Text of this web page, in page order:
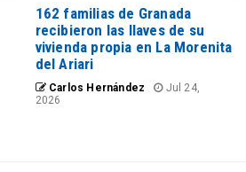
162 familias de Granada
recibieron las llaves de su
vivienda propia en La Morenita
del Ariari
Carlos Hernández
Jul 24,
2026